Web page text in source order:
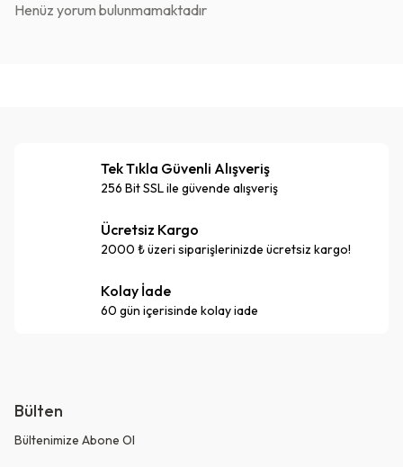
Henüz yorum bulunmamaktadır
Tek Tıkla Güvenli Alışveriş
256 Bit SSL ile güvende alışveriş
Ücretsiz Kargo
2000 ₺ üzeri siparişlerinizde ücretsiz kargo!
Kolay İade
60 gün içerisinde kolay iade
Bülten
Bültenimize Abone Ol